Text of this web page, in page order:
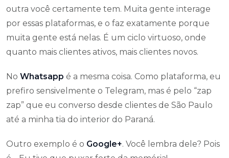
outra você certamente tem. Muita gente interage
por essas plataformas, e o faz exatamente porque
muita gente está nelas. É um ciclo virtuoso, onde
quanto mais clientes ativos, mais clientes novos.
No Whatsapp é a mesma coisa. Como plataforma, eu
prefiro sensivelmente o Telegram, mas é pelo “zap
zap” que eu converso desde clientes de São Paulo
até a minha tia do interior do Paraná.
Outro exemplo é o Google+. Você lembra dele? Pois